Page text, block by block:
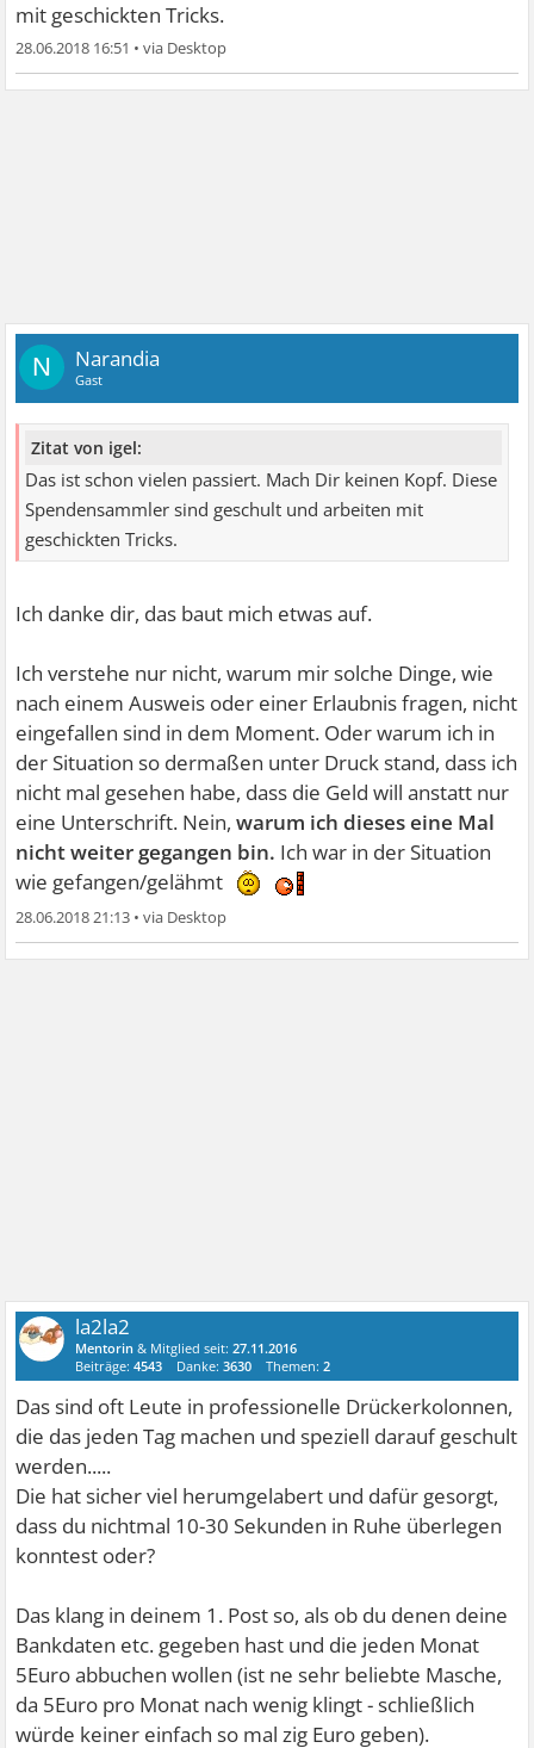
mit geschickten Tricks.
28.06.2018 16:51 •
N Narandia
Gast
Zitat von igel:
Das ist schon vielen passiert. Mach Dir keinen Kopf. Diese
Spendensammler sind geschult und arbeiten mit
geschickten Tricks.
Ich danke dir, das baut mich etwas auf.
Ich verstehe nur nicht, warum mir solche Dinge, wie
nach einem Ausweis oder einer Erlaubnis fragen, nicht
eingefallen sind in dem Moment. Oder warum ich in
der Situation so dermaßen unter Druck stand, dass ich
nicht mal gesehen habe, dass die Geld will anstatt nur
eine Unterschrift. Nein,warum ich dieses eine Mal
nicht weiter gegangen bin. Ich war in der Situation
wie gefangen/gelähmt
28.06.2018 21:13 •
la2la2
Mentorin & Mitglied seit:27.11.2016
Beiträge:4543 Danke:3630 Themen:2
Das sind oft Leute in professionelle Drückerkolonnen,
die das jeden Tag machen und speziell darauf geschult
werden.....
Die hat sicher viel herumgelabert und dafür gesorgt,
dass du nichtmal 10-30 Sekunden in Ruhe überlegen
konntest oder?
Das klang in deinem 1. Post so, als ob du denen deine
Bankdaten etc. gegeben hast und die jeden Monat
5Euro abbuchen wollen (ist ne sehr beliebte Masche,
da 5Euro pro Monat nach wenig klingt - schließlich
würde keiner einfach so mal zig Euro geben).